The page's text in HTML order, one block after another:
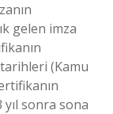
gelen imza
​​(Kamu
sonra sona